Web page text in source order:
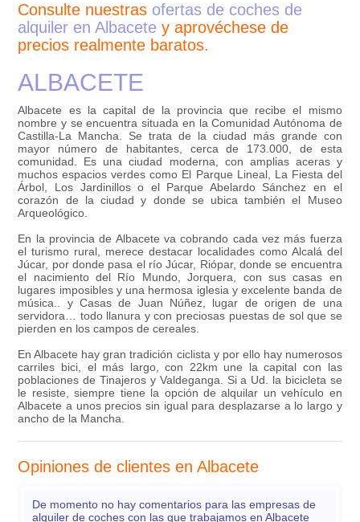
Consulte nuestras ofertas de coches de
alquiler en Albacete y aprovéchese de
precios realmente baratos.
ALBACETE
Albacete es la capital de la provincia que recibe el mismo
nombre y se encuentra situada en la Comunidad Autónoma de
Castilla-La Mancha. Se trata de la ciudad más grande con
mayor número de habitantes, cerca de 173.000, de esta
comunidad. Es una ciudad moderna, con amplias aceras y
muchos espacios verdes como El Parque Lineal, La Fiesta del
Árbol, Los Jardinillos o el Parque Abelardo Sánchez en el
corazón de la ciudad y donde se ubica también el Museo
Arqueológico.
En la provincia de Albacete va cobrando cada vez más fuerza
el turismo rural, merece destacar localidades como Alcalá del
Júcar, por donde pasa el río Júcar, Riópar, donde se encuentra
el nacimiento del Río Mundo, Jorquera, con sus casas en
lugares imposibles y una hermosa iglesia y excelente banda de
música.. y Casas de Juan Núñez, lugar de origen de una
servidora… todo llanura y con preciosas puestas de sol que se
pierden en los campos de cereales.
En Albacete hay gran tradición ciclista y por ello hay numerosos
carriles bici, el más largo, con 22km une la capital con las
poblaciones de Tinajeros y Valdeganga. Si a Ud. la bicicleta se
le resiste, siempre tiene la opción de alquilar un vehículo en
Albacete a unos precios sin igual para desplazarse a lo largo y
ancho de la Mancha.
Opiniones de clientes en Albacete
De momento no hay comentarios para las empresas de
alquiler de coches con las que trabajamos en Albacete